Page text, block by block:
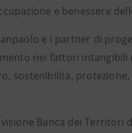
e benessere
e i partner di
nei fattori intangibili
sostenibilità,
Banca dei Territori